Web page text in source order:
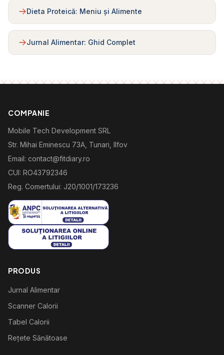
Dieta Proteică: Meniu și Alimente
Jurnal Alimentar: Ghid Complet
COMPANIE
Mobile Tech Development SRL
Str. Mihai Eminescu 73A, Tunari, Ilfov
Email: contact@fitdiary.ro
CUI: RO43792346
Reg. Comertului: J20/1001/173236
PRODUS
Jurnal Alimentar
Scanner Calorii
Tabel Calorii
Rețete Sănătoase